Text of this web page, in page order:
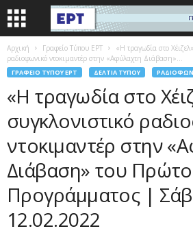
Αρχική Γραφείο Τύπου ΕΡΤ
«Η τραγωδία στο
ραδιοφωνικό ντοκιμαντέρ στην «Αφύλαχτη Διάβαση»...
ΓΡΑΦΕΊΟ ΤΎΠΟΥ ΕΡΤ ΔΕΛΤΊΑ ΤΎΠΟΥ
«Η τραγωδία στο
συγκλονιστικό
ντοκιμαντέρ στην
Διάβαση» του
Προγράμματος |
12.02.2022